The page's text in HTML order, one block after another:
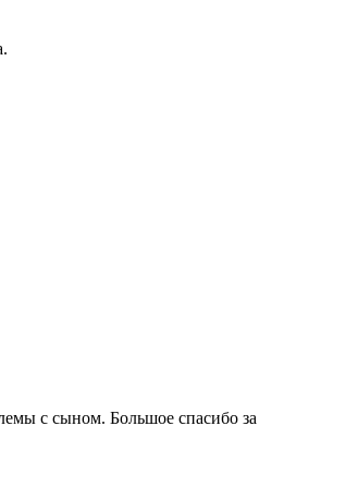
с сыном. Большое спасибо за